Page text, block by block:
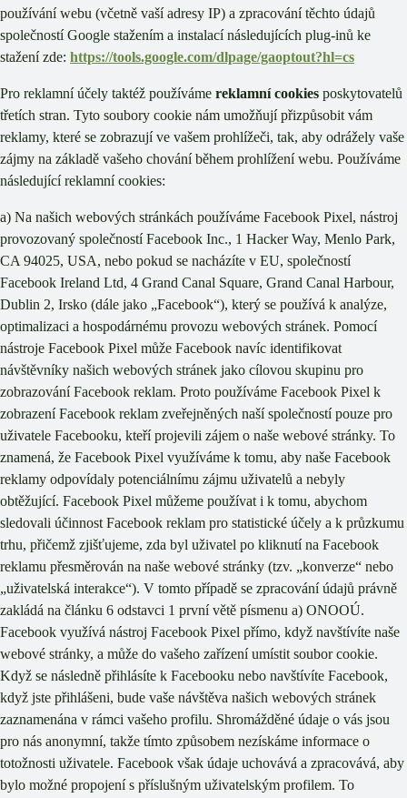
používání webu (včetně vaší adresy IP) a zpracování těchto údajů
společností Google stažením a instalací následujících plug-inů ke
stažení zde: https://tools.google.com/dlpage/gaoptout?hl=cs
Pro reklamní účely taktéž používáme reklamní cookies poskytovatelů
třetích stran. Tyto soubory cookie nám umožňují přizpůsobit vám
reklamy, které se zobrazují ve vašem prohlížeči, tak, aby odrážely vaše
zájmy na základě vašeho chování během prohlížení webu. Používáme
následující reklamní cookies:
a) Na našich webových stránkách používáme Facebook Pixel, nástroj
provozovaný společností Facebook Inc., 1 Hacker Way, Menlo Park,
CA 94025, USA, nebo pokud se nacházíte v EU, společností
Facebook Ireland Ltd, 4 Grand Canal Square, Grand Canal Harbour,
Dublin 2, Irsko (dále jako „Facebook“), který se používá k analýze,
optimalizaci a hospodárnému provozu webových stránek. Pomocí
nástroje Facebook Pixel může Facebook navíc identifikovat
návštěvníky našich webových stránek jako cílovou skupinu pro
zobrazování Facebook reklam. Proto používáme Facebook Pixel k
zobrazení Facebook reklam zveřejněných naší společností pouze pro
uživatele Facebooku, kteří projevili zájem o naše webové stránky. To
znamená, že Facebook Pixel využíváme k tomu, aby naše Facebook
reklamy odpovídaly potenciálnímu zájmu uživatelů a nebyly
obtěžující. Facebook Pixel můžeme používat i k tomu, abychom
sledovali účinnost Facebook reklam pro statistické účely a k průzkumu
trhu, přičemž zjišťujeme, zda byl uživatel po kliknutí na Facebook
reklamu přesměrován na naše webové stránky (tzv. „konverze“ nebo
„uživatelská interakce“). V tomto případě se zpracování údajů právně
zakládá na článku 6 odstavci 1 první větě písmenu a) ONOOÚ.
Facebook využívá nástroj Facebook Pixel přímo, když navštívíte naše
webové stránky, a může do vašeho zařízení umístit soubor cookie.
Když se následně přihlásíte k Facebooku nebo navštívíte Facebook,
když jste přihlášeni, bude vaše návštěva našich webových stránek
zaznamenána v rámci vašeho profilu. Shromážděné údaje o vás jsou
pro nás anonymní, takže tímto způsobem nezískáme informace o
totožnosti uživatele. Facebook však údaje uchovává a zpracovává, aby
bylo možné propojení s příslušným uživatelským profilem. To